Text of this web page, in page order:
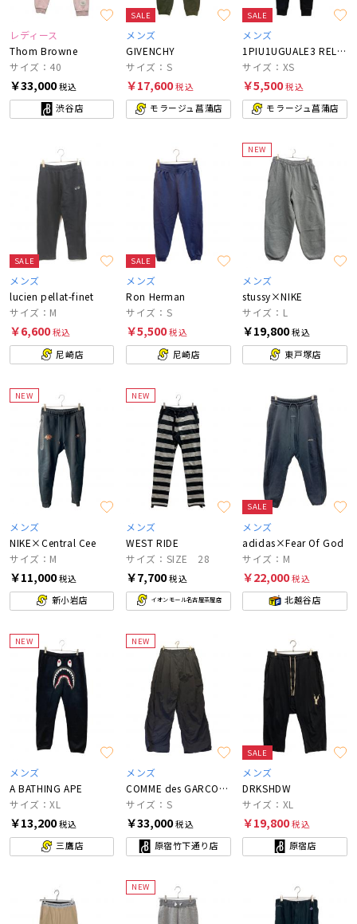
レディース
Thom Browne
サイズ：40
￥33,000税込
渋谷店
SALE
メンズ
GIVENCHY
サイズ：S
￥17,600税込
モラージュ菖蒲店
SALE
メンズ
1PIU1UGUALE3 RELAX
サイズ：XS
￥5,500税込
モラージュ菖蒲店
SALE
メンズ
lucien pellat-finet
サイズ：M
￥6,600税込
尼崎店
SALE
メンズ
Ron Herman
サイズ：S
￥5,500税込
尼崎店
NEW
メンズ
stussy×NIKE
サイズ：L
￥19,800税込
東戸塚店
NEW
メンズ
NIKE×Central Cee
サイズ：M
￥11,000税込
新小岩店
NEW
メンズ
WEST RIDE
サイズ：SIZE 28
￥7,700税込
イオンモール名古屋茶屋店
SALE
メンズ
adidas×Fear Of God
サイズ：M
￥22,000税込
北越谷店
NEW
メンズ
A BATHING APE
サイズ：XL
￥13,200税込
三鷹店
NEW
メンズ
COMME des GARCONS HOMME
サイズ：S
￥33,000税込
原宿竹下通り店
SALE
メンズ
DRKSHDW
サイズ：XL
￥19,800税込
原宿店
NEW